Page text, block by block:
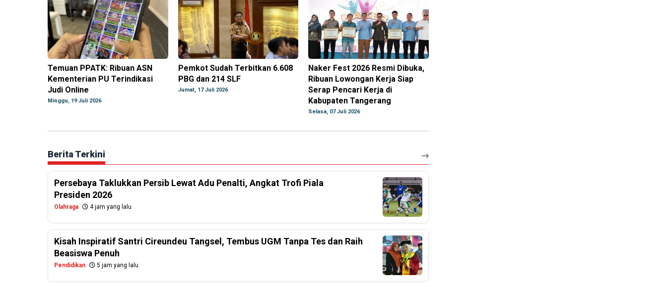
Temuan PPATK: Ribuan ASN
Kementerian PU Terindikasi
Judi Online
Minggu, 19 Juli 2026
Pemkot Sudah Terbitkan 6.608
PBG dan 214 SLF
Jumat, 17 Juli 2026
Naker Fest 2026 Resmi Dibuka,
Ribuan Lowongan Kerja Siap
Serap Pencari Kerja di
Kabupaten Tangerang
Selasa, 07 Juli 2026
Berita Terkini
Persebaya Taklukkan Persib Lewat Adu Penalti, Angkat Trofi Piala
Presiden 2026
Olahraga 4 jam yang lalu
Kisah Inspiratif Santri Cireundeu Tangsel, Tembus UGM Tanpa Tes dan Raih
Beasiswa Penuh
Pendidikan 5 jam yang lalu